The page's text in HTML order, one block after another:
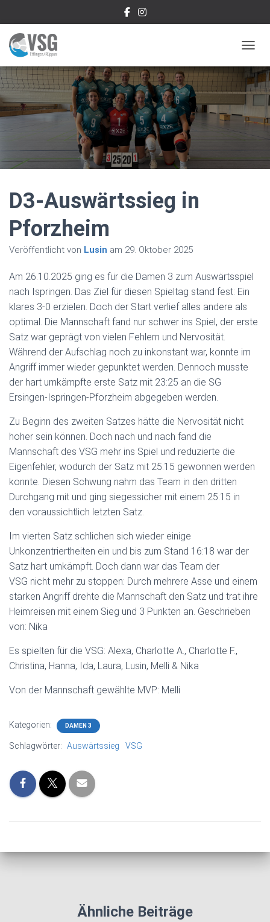
D3-Auswärtssieg in
Pforzheim
Veröffentlicht von Lusin am 29. Oktober 2025
Am 26.10.2025 ging es für die Damen 3 zum Auswärtsspiel
nach Ispringen. Das Ziel für diesen Spieltag stand fest: Ein
klares 3-0 erzielen. Doch der Start verlief alles andere als
optimal. Die Mannschaft fand nur schwer ins Spiel, der erste
Satz war geprägt von vielen Fehlern und Nervosität.
Während der Aufschlag noch zu inkonstant war, konnte im
Angriff immer wieder gepunktet werden. Dennoch musste
der hart umkämpfte erste Satz mit 23:25 an die SG
Ersingen-Ispringen-Pforzheim abgegeben werden.
Zu Beginn des zweiten Satzes hätte die Nervosität nicht
hoher sein können. Doch nach und nach fand die
Mannschaft des VSG mehr ins Spiel und reduzierte die
Eigenfehler, wodurch der Satz mit 25:15 gewonnen werden
konnte. Diesen Schwung nahm das Team in den dritten
Durchgang mit und ging siegessicher mit einem 25:15 in
den voraussichtlich letzten Satz.
Im vierten Satz schlichen sich wieder einige
Unkonzentriertheiten ein und bis zum Stand 16:18 war der
Satz hart umkämpft. Doch dann war das Team der
VSG nicht mehr zu stoppen: Durch mehrere Asse und einem
starken Angriff drehte die Mannschaft den Satz und trat ihre
Heimreisen mit einem Sieg und 3 Punkten an. Geschrieben
von: Nika
Es spielten für die VSG: Alexa, Charlotte A., Charlotte F.,
Christina, Hanna, Ida, Laura, Lusin, Melli & Nika
Von der Mannschaft gewählte MVP: Melli
Kategorien: DAMEN 3
Schlagwörter: Auswärtssieg VSG
Ähnliche Beiträge